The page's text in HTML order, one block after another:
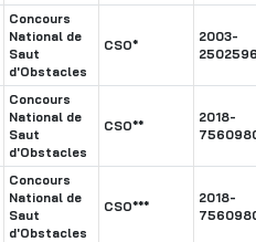
Concours
National de
Saut
d'Obstacles
CSO*
2003-
Concours
National de
Saut
d'Obstacles
CSO**
2018-
Concours
National de
Saut
d'Obstacles
CSO***
2018-